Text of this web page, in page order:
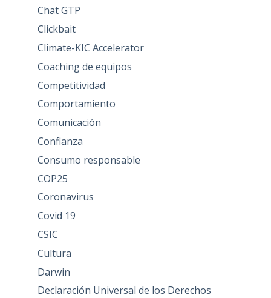
Chat GTP
Clickbait
Climate-KIC Accelerator
Coaching de equipos
Competitividad
Comportamiento
Comunicación
Confianza
Consumo responsable
COP25
Coronavirus
Covid 19
CSIC
Cultura
Darwin
Declaración Universal de los Derechos